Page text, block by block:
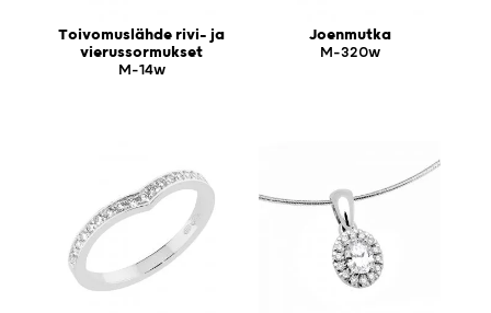
Toivomuslähde rivi- ja
vierussormukset
M-14w
Joenmutka
M-320w